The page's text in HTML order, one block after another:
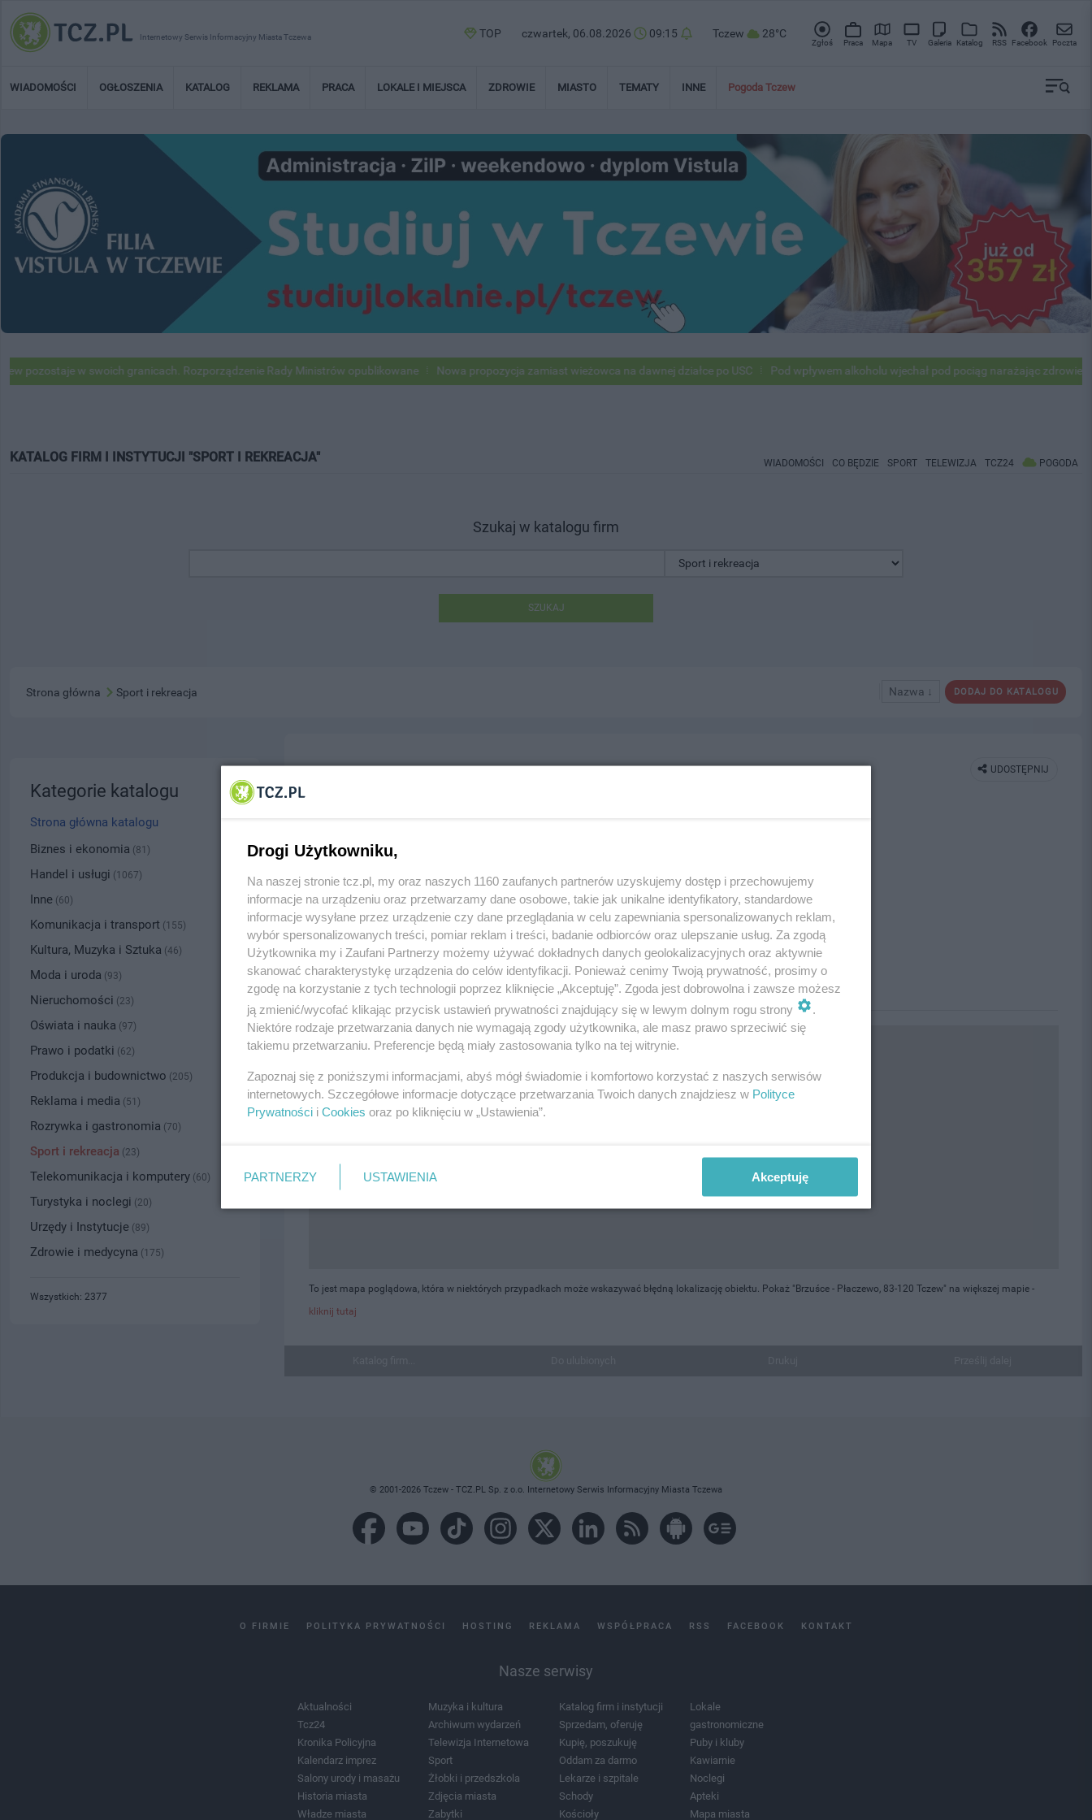
Internetowy Serwis Informacyjny Miasta Tczewa TOP czwartek, 06.08.2026 09:15 Tczew 28°C
Zgłoś Praca Mapa TV Galeria Katalog RSS Facebook Poczta
WIADOMOŚCI OGŁOSZENIA KATALOG REKLAMA PRACA LOKALE I MIEJSCA ZDROWIE MIASTO TEMATY INNE Pogoda Tczew
w swoich granicach. Rozporządzenie Rady Ministrów opublikowane Nowa propozycja zamiast wieżowca na dawnej działce po USC Pod wpływem alkoholu wjechał pod pociąg narażając zdrowie i
KATALOG FIRM I INSTYTUCJI "SPORT I REKREACJA" WIADOMOŚCI CO BĘDZIE SPORT TELEWIZJA TCZ24 POGODA
Szukaj w katalogu firm
SZUKAJ
DODAJ DO KATALOGU
Nazwa ↓
Strona główna Sport i rekreacja
UDOSTĘPNIJ
502707829
Kategoria: Sport i rekreacja
Numer wpisu 2946, wyświetleń: 2018
PRZYBLIŻONA LOKALIZACJA NA MAPIE
To jest mapa poglądowa, która w niektórych przypadkach może wskazywać błędną lokalizację obiektu. Pokaż "Brzuśce - Płaczewo, 83-120 Tczew" na większej mapie -
kliknij tutaj
Kategorie katalogu
Strona główna katalogu
Biznes i ekonomia (81)
Handel i usługi (1067)
Inne (60)
Komunikacja i transport (155)
Kultura, Muzyka i Sztuka (46)
Moda i uroda (93)
Nieruchomości (23)
Oświata i nauka (97)
Prawo i podatki (62)
Produkcja i budownictwo (205)
Reklama i media (51)
Rozrywka i gastronomia (70)
Sport i rekreacja (23)
Telekomunikacja i komputery (60)
Turystyka i noclegi (20)
Urzędy i Instytucje (89)
Zdrowie i medycyna (175)
Wszystkich: 2377
© 2001-2026 Tczew - TCZ.PL Sp. z o.o. Internetowy Serwis Informacyjny Miasta Tczewa
O FIRMIE POLITYKA PRYWATNOŚCI HOSTING REKLAMA WSPÓŁPRACA RSS FACEBOOK KONTAKT
Nasze serwisy
Aktualności
Tcz24
Kronika Policyjna
Kalendarz imprez
Salony urody i masażu
Historia miasta
Władze miasta
Muzyka i kultura
Archiwum wydarzeń
Telewizja Internetowa
Sport
Żłobki i przedszkola
Zdjęcia miasta
Zabytki
Katalog firm i instytucji
Sprzedam, oferuję
Kupię, poszukuję
Oddam za darmo
Lekarze i szpitale
Schody
Kościoły
Lokale
gastronomiczne
Puby i kluby
Kawiarnie
Noclegi
Apteki
Mapa miasta
Drogi Użytkowniku,
Na naszej stronie tcz.pl, my oraz naszych 1160 zaufanych partnerów uzyskujemy dostęp i przechowujemy
informacje na urządzeniu oraz przetwarzamy dane osobowe, takie jak unikalne identyfikatory, standardowe
informacje wysyłane przez urządzenie czy dane przeglądania w celu zapewniania spersonalizowanych reklam,
wybór spersonalizowanych treści, pomiar reklam i treści, badanie odbiorców oraz ulepszanie usług. Za zgodą
Użytkownika my i Zaufani Partnerzy możemy używać dokładnych danych geolokalizacyjnych oraz aktywnie
skanować charakterystykę urządzenia do celów identyfikacji. Ponieważ cenimy Twoją prywatność, prosimy o
zgodę na korzystanie z tych technologii poprzez kliknięcie „Akceptuję”. Zgoda jest dobrowolna i zawsze możesz
ją zmienić/wycofać klikając przycisk ustawień prywatności znajdujący się w lewym dolnym rogu strony
.
Niektóre rodzaje przetwarzania danych nie wymagają zgody użytkownika, ale masz prawo sprzeciwić się
takiemu przetwarzaniu. Preferencje będą miały zastosowania tylko na tej witrynie.
Zapoznaj się z poniższymi informacjami, abyś mógł świadomie i komfortowo korzystać z naszych serwisów
internetowych. Szczegółowe informacje dotyczące przetwarzania Twoich danych znajdziesz w Polityce
Prywatności i Cookies oraz po kliknięciu w „Ustawienia”.
PARTNERZY USTAWIENIA Akceptuję